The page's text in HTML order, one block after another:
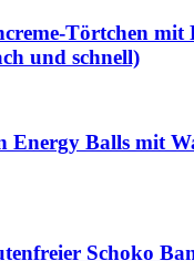
Törtchen mit
und schnell)
Energy Balls mit
Schoko